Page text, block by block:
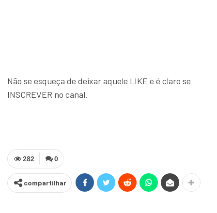
Não se esqueça de deixar aquele LIKE e é claro se
INSCREVER no canal.
0
282
compartilhar